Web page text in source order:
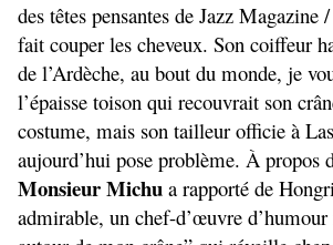
des têtes pensantes de Jazz Magazine
fait couper les cheveux. Son coiffeur
de l’Ardèche, au bout du monde, je
l’épaisse toison qui recouvrait son
costume, mais son tailleur officie à
aujourd’hui pose problème. À propos
Monsieur Michu a rapporté de
admirable, un chef-d’œuvre d’humour